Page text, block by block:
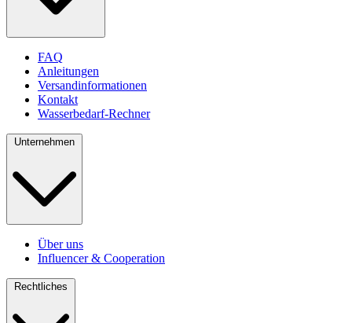
FAQ
Anleitungen
Versandinformationen
Kontakt
Wasserbedarf-Rechner
Unternehmen
Über uns
Influencer & Cooperation
Rechtliches